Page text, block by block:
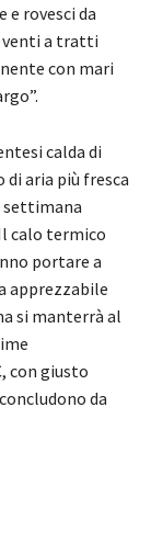
rovesci da
venti a tratti
con mari
calda di
di aria più fresca
settimana
calo termico
portare a
apprezzabile
si manterrà al
con giusto
da